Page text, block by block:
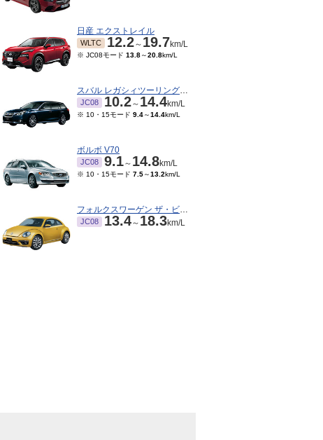
日産 エクストレイル
WLTC 12.2～ 19.7km/L
※ JC08モード 13.8～20.8km/L
スバル レガシィツーリングワゴン
JC08 10.2～ 14.4km/L
※ 10・15モード 9.4～14.4km/L
ボルボ V70
JC08 9.1～ 14.8km/L
※ 10・15モード 7.5～13.2km/L
フォルクスワーゲン ザ・ビートル
JC08 13.4～ 18.3km/L